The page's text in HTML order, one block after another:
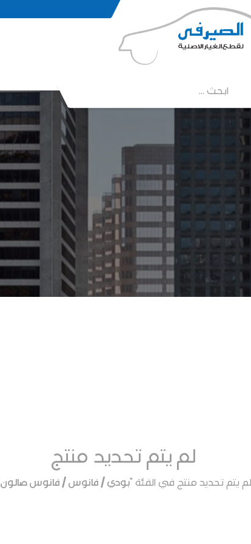
لم يتم تحديد منتج
لم يتم تحديد منتج في الفئة "بودي / فانوس / فانوس صالون